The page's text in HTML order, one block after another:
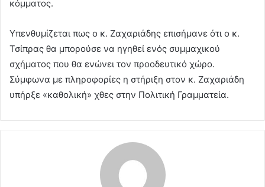
κόμματος.
Υπενθυμίζεται πως ο κ. Ζαχαριάδης επισήμανε ότι ο κ.
Τσίπρας θα μπορούσε να ηγηθεί ενός συμμαχικού
σχήματος που θα ενώνει τον προοδευτικό χώρο.
Σύμφωνα με πληροφορίες η στήριξη στον κ. Ζαχαριάδη
υπήρξε «καθολική» χθες στην Πολιτική Γραμματεία.